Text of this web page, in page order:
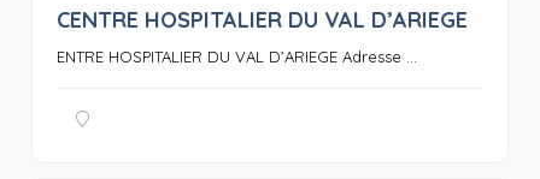
0
CENTRE HOSPITALIER DU VAL D’ARIEGE
ENTRE HOSPITALIER DU VAL D’ARIEGE Adresse ...